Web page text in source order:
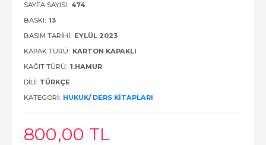
SAYFA SAYISI: 474
BASKI: 13
BASIM TARIHI: EYLÜL 2023
KAPAK TÜRÜ: KARTON KAPAKLI
KAĞIT TÜRÜ: 1.HAMUR
DILI: TÜRKÇE
KATEGORI: HUKUK/ DERS KITAPLARI
800,00 TL